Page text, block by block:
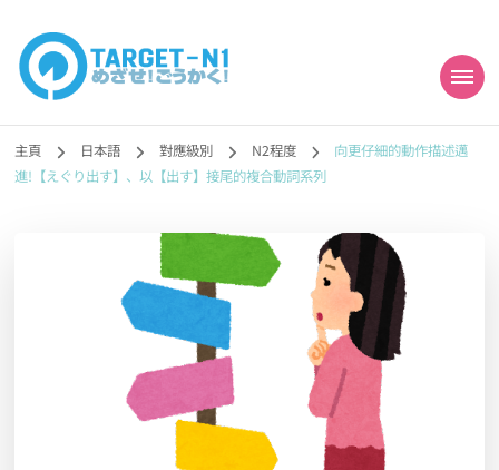
目標!!日本語能力試
N1合格
勉強コンテンツも追加予定!!】
主頁 日本語 對應級別 N2程度
向更仔細的動作描述邁
進!【えぐり出す】、以【出す】接尾的複合動詞系列